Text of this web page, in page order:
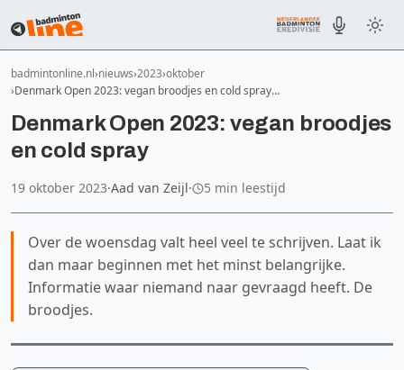
badmintonline.nl nieuws 2023 oktober
Denmark Open 2023: vegan broodjes en cold spray…
Denmark Open 2023: vegan broodjes
en cold spray
19 oktober 2023·Aad van Zeijl· 5 min leestijd
Over de woensdag valt heel veel te schrijven. Laat ik
dan maar beginnen met het minst belangrijke.
Informatie waar niemand naar gevraagd heeft. De
broodjes.